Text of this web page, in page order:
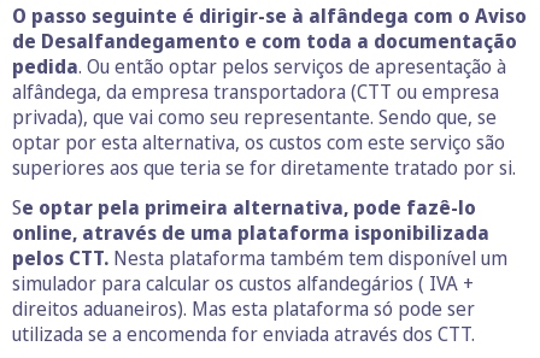
O passo seguinte é dirigir-se à alfândega com o Aviso
de Desalfandegamento e com toda a documentação
pedida. Ou então optar pelos serviços de apresentação à
alfândega, da empresa transportadora (CTT ou empresa
privada), que vai como seu representante. Sendo que, se
optar por esta alternativa, os custos com este serviço são
superiores aos que teria se for diretamente tratado por si.
Se optar pela primeira alternativa, pode fazê-lo
online, através de uma plataforma isponibilizada
pelos CTT. Nesta plataforma também tem disponível um
simulador para calcular os custos alfandegários ( IVA +
direitos aduaneiros). Mas esta plataforma só pode ser
utilizada se a encomenda for enviada através dos CTT.